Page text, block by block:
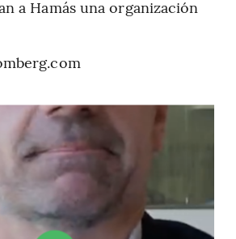
a Hamás una organización